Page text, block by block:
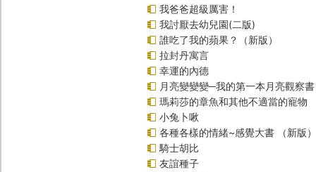
我爸爸超級厲害！
我討厭去幼兒園(二版)
誰吃了我的蘋果？（新版）
拉封丹寓言
幸運的內德
月亮變變變─我的第一本月亮觀察書
瑪莉莎的章魚和其他不適當的寵物
小兔卜啾
各種各樣的情緒~感覺大書 （新版）
騎士胡比
友誼種子